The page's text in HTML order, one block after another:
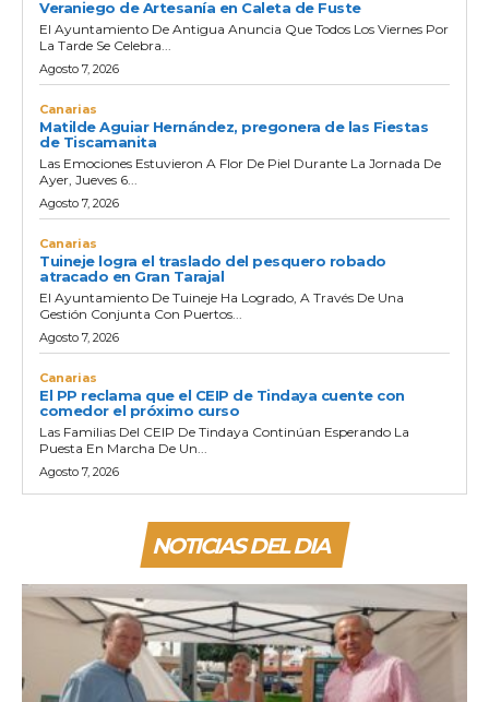
Veraniego de Artesanía en Caleta de Fuste
El Ayuntamiento De Antigua Anuncia Que Todos Los Viernes Por
La Tarde Se Celebra...
Agosto 7, 2026
Canarias
Matilde Aguiar Hernández, pregonera de las Fiestas
de Tiscamanita
Las Emociones Estuvieron A Flor De Piel Durante La Jornada De
Ayer, Jueves 6...
Agosto 7, 2026
Canarias
Tuineje logra el traslado del pesquero robado
atracado en Gran Tarajal
El Ayuntamiento De Tuineje Ha Logrado, A Través De Una
Gestión Conjunta Con Puertos...
Agosto 7, 2026
Canarias
El PP reclama que el CEIP de Tindaya cuente con
comedor el próximo curso
Las Familias Del CEIP De Tindaya Continúan Esperando La
Puesta En Marcha De Un...
Agosto 7, 2026
NOTICIAS DEL DIA